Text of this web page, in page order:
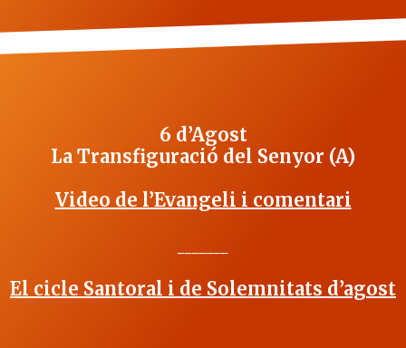
6 d’Agost
La Transfiguració del Senyor (A)
Video de l’Evangeli i comentari
El cicle Santoral i de Solemnitats d’agost